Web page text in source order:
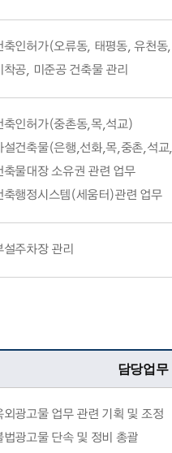
축인허가(오류동, 태평동, 유천
착공, 미준공 건축물 관리
축인허가(중촌동,목,석교)
설건축물(은행,선화,목,중촌,석교
축물대장 소유권 관련 업무
축행정시스템(세움터)관련 업무
설주차장 관리
담당업무
외광고물 업무 관련 기획 및 조정
법광고물 단속 및 정비 총괄